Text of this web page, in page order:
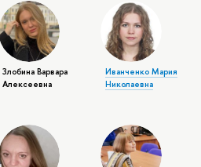
Злобина Варвара
Алексеевна
Иванченко Мария
Николаевна